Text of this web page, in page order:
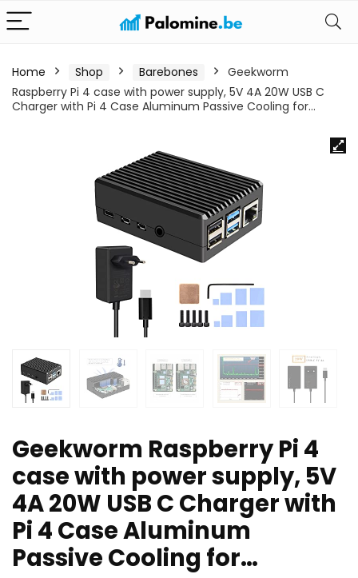
Home Shop Barebones
Geekworm
Raspberry Pi 4 case with power supply, 5V 4A 20W USB C
Charger with Pi 4 Case Aluminum Passive Cooling for…
Geekworm Raspberry Pi 4
case with power supply, 5V
4A 20W USB C Charger with
Pi 4 Case Aluminum
Passive Cooling for…